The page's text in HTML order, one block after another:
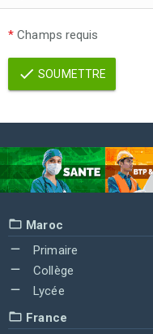
* Champs requis
SOUMETTRE
Maroc
Primaire
Collège
Lycée
France